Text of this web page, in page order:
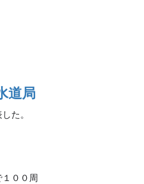
道局
た。
００周